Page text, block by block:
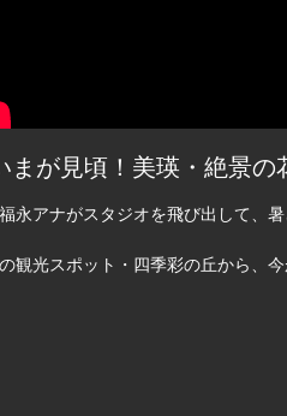
まが見頃！美瑛・絶景
永アナがスタジオを飛び出して、
観光スポット・四季彩の丘から、